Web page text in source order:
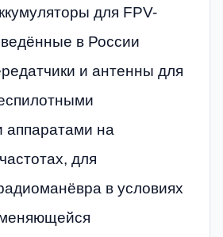
для FPV-
в России
и антенны для
аппаратами на
для
в условиях